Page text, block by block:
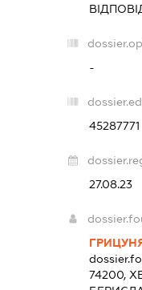
-
45287771
27.08.23
74200,